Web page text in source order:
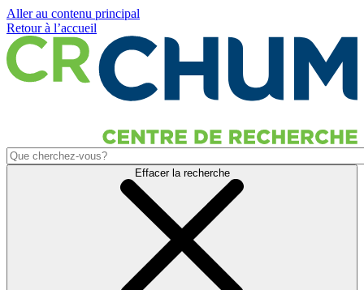
Aller au contenu principal
Retour à l’accueil
Effacer la recherche